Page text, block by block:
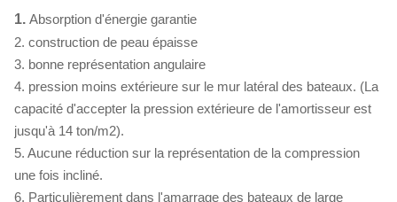
1. Absorption d'énergie garantie
2. construction de peau épaisse
3. bonne représentation angulaire
4. pression moins extérieure sur le mur latéral des bateaux. (La
capacité d'accepter la pression extérieure de l'amortisseur est
jusqu'à 14 ton/m2).
5. Aucune réduction sur la représentation de la compression
une fois incliné.
6. Particulièrement dans l'amarrage des bateaux de large